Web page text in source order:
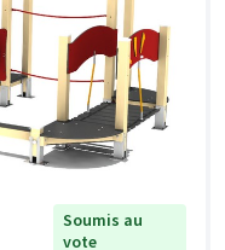
Soumis au
vote